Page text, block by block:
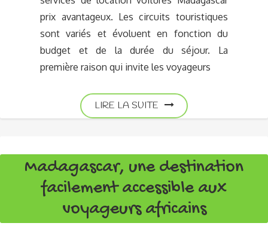
prix avantageux. Les circuits touristiques
sont variés et évoluent en fonction du
budget et de la durée du séjour. La
première raison qui invite les voyageurs
LIRE LA SUITE
Madagascar, une destination
facilement accessible aux
voyageurs africains